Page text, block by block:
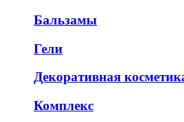
Бальзамы
Гели
Декоративная
Комплекс